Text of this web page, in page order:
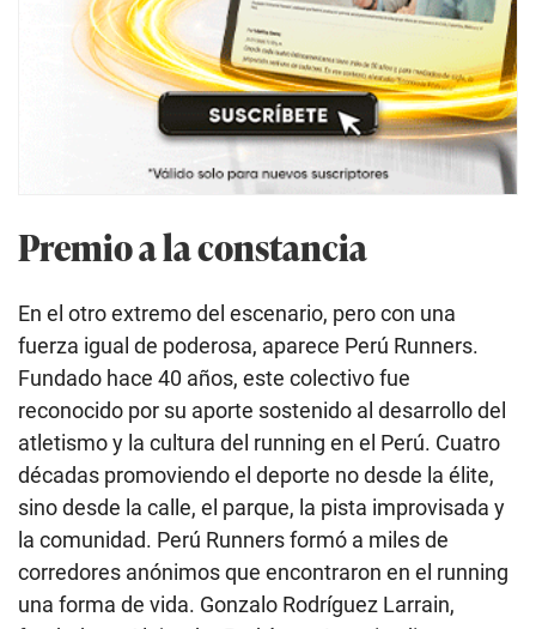
Premio a la constancia
En el otro extremo del escenario, pero con una
fuerza igual de poderosa, aparece Perú Runners.
Fundado hace 40 años, este colectivo fue
reconocido por su aporte sostenido al desarrollo del
atletismo y la cultura del running en el Perú. Cuatro
décadas promoviendo el deporte no desde la élite,
sino desde la calle, el parque, la pista improvisada y
la comunidad. Perú Runners formó a miles de
corredores anónimos que encontraron en el running
una forma de vida. Gonzalo Rodríguez Larrain,